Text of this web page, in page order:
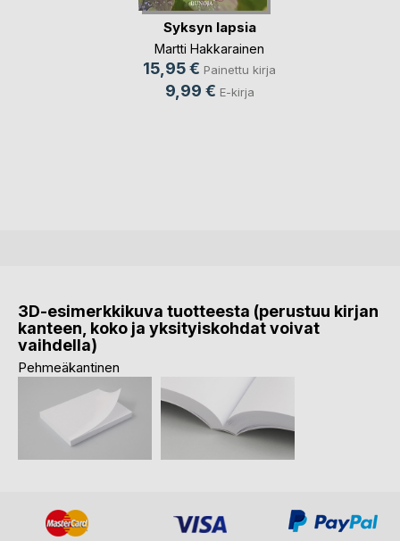
Syksyn lapsia
Martti Hakkarainen
15,95 € Painettu kirja
9,99 € E-kirja
3D-esimerkkikuva tuotteesta (perustuu kirjan
kanteen, koko ja yksityiskohdat voivat
vaihdella)
Pehmeäkantinen